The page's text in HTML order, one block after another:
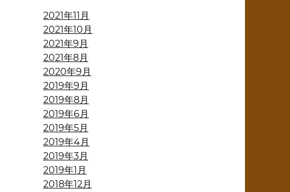
2021年11月
2021年10月
2021年9月
2021年8月
2020年9月
2019年9月
2019年8月
2019年6月
2019年5月
2019年4月
2019年3月
2019年1月
2018年12月